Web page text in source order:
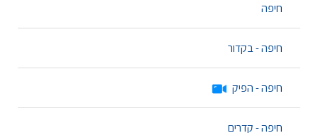
חיפה
חיפה - בקדור
חיפה - הפיק
חיפה - קדרים